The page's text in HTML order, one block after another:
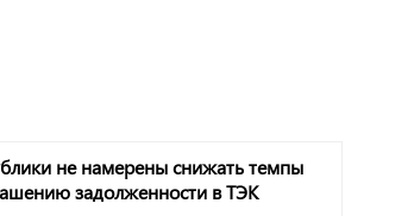
не намерены снижать темпы
задолженности в ТЭК